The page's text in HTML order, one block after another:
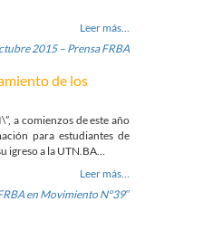
Leer más…
2015 – Prensa FRBA
de los
a comienzos de este año
para estudiantes de
igreso a la UTN.BA…
Leer más…
en Movimiento Nº39″